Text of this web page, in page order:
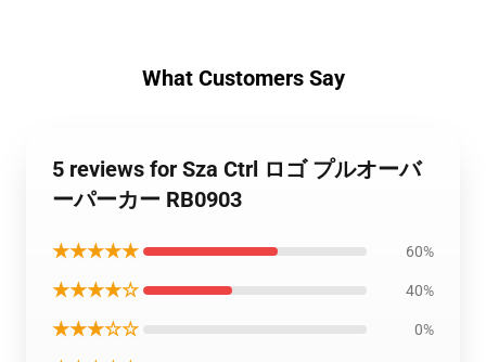
What Customers Say
5 reviews for Sza Ctrl ロゴ プルオーバ
ーパーカー RB0903
★★★★★ 60%
★★★★☆ 40%
★★★☆☆ 0%